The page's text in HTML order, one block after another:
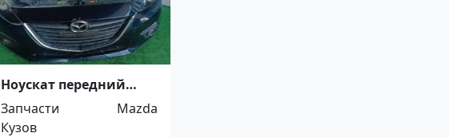
Ноускат передний
Mazda 3 2012-2015 в
сборе (отрез)
Краснодар
Запчасти
Mazda
Кузов